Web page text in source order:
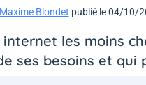
Maxime Blondet publié le 04/10/
les moins
ses besoins et qui